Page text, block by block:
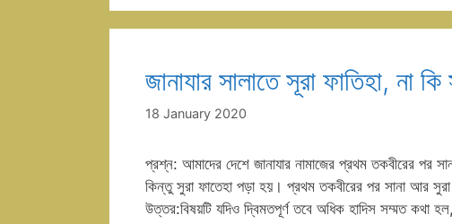
জানাযার সালাতে সূরা ফাতিহা, না
18 January 2020
প্রশ্ন: আমাদের দেশে জানাযার নামাজের প্রথম তকবীরের পর
কিন্তু সুরা ফাতেহা পড়া হয়। প্রথম তকবীরের পর সানা আর সুরা
উত্তর:বিষয়টি যদিও দ্বিমতপূর্ণ তবে অধিক হাদিস সম্মত কথা